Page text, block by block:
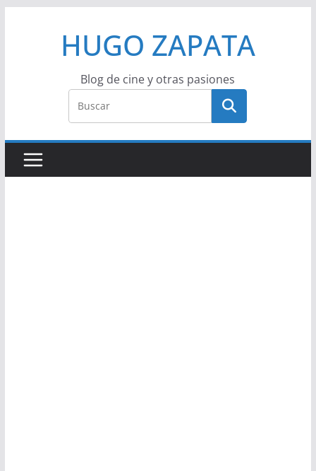
HUGO ZAPATA
Blog de cine y otras pasiones